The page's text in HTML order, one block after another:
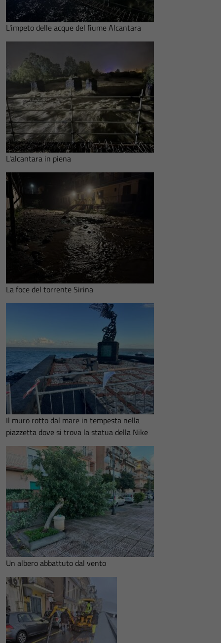
L'impeto delle acque del fiume Alcantara
L'alcantara in piena
La foce del torrente Sirina
Il muro rotto dal mare in tempesta nella
piazzetta dove si trova la statua della Nike
Un albero abbattuto dal vento